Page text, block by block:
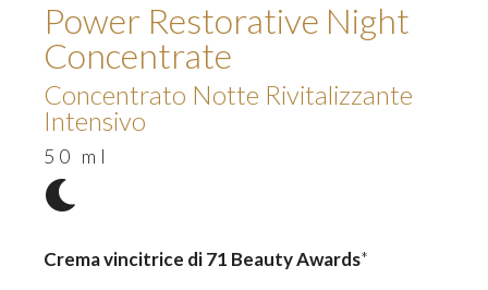
Power Restorative Night
Concentrate
Concentrato Notte Rivitalizzante
Intensivo
50 ml
Crema vincitrice di 71 Beauty Awards*